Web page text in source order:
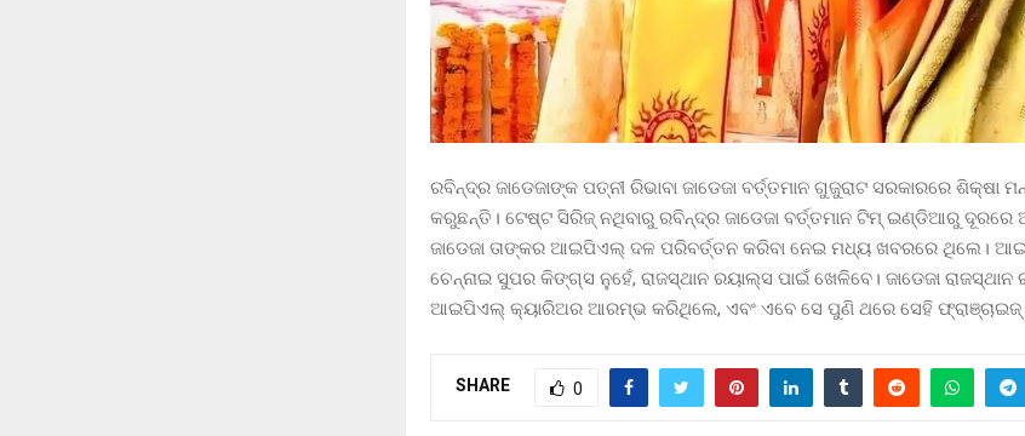
ରବିନ୍ଦ୍ର ଜାଡେଜାଙ୍କ ପତ୍ନୀ ରିଭାବା ଜାଡେଜା ବର୍ତ୍ତମାନ ଗୁଜୁରାଟ ସରକାରରେ ଶିକ୍ଷା
କରୁଛନ୍ତି। ଟେଷ୍ଟ ସିରିଜ୍ ନଥିବାରୁ ରବିନ୍ଦ୍ର ଜାଡେଜା ବର୍ତ୍ତମାନ ଟିମ୍ ଇଣ୍ଡିଆରୁ ଦୂରରେ
ଜାଡେଜା ତାଙ୍କର ଆଇପିଏଲ୍ ଦଳ ପରିବର୍ତ୍ତନ କରିବା ନେଇ ମଧ୍ୟ ଖବରରେ ଥିଲେ।
ଚେନ୍ନାଇ ସୁପର କିଙ୍ଗ୍ସ ନୁହେଁ, ରାଜସ୍ଥାନ ରୟାଲ୍ସ ପାଇଁ ଖେଳିବେ। ଜାଡେଜା
ଆଇପିଏଲ୍ କ୍ୟାରିଅର ଆରମ୍ଭ କରିଥିଲେ, ଏବଂ ଏବେ ସେ ପୁଣି ଥରେ ସେହି ଫ୍ରାଞ୍ଚାଇଜ୍
SHARE 0